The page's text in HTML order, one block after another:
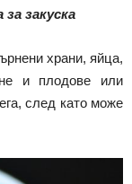
закуска
храни, яйца,
и плодове или
след като може